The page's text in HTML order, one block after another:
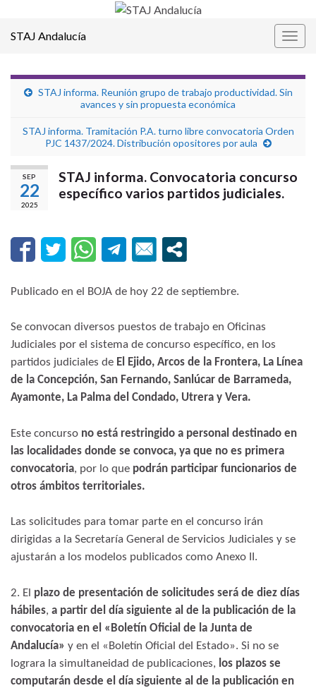
STAJ Andalucía
STAJ informa. Reunión grupo de trabajo productividad. Sin
avances y sin propuesta económica
STAJ informa. Tramitación P.A. turno libre convocatoria Orden
PJC 1437/2024. Distribución opositores por aula
SEP
22
2025
STAJ informa. Convocatoria concurso
específico varios partidos judiciales.
Publicado en el BOJA de hoy 22 de septiembre.
Se convocan diversos puestos de trabajo en Oficinas
Judiciales por el sistema de concurso específico, en los
partidos judiciales de El Ejido, Arcos de la Frontera, La Línea
de la Concepción, San Fernando, Sanlúcar de Barrameda,
Ayamonte, La Palma del Condado, Utrera y Vera.
Este concurso no está restringido a personal destinado en
las localidades donde se convoca, ya que no es primera
convocatoria, por lo que podrán participar funcionarios de
otros ámbitos territoriales.
Las solicitudes para tomar parte en el concurso irán
dirigidas a la Secretaría General de Servicios Judiciales y se
ajustarán a los modelos publicados como Anexo II.
2. El plazo de presentación de solicitudes será de diez días
hábiles, a partir del día siguiente al de la publicación de la
convocatoria en el «Boletín Oficial de la Junta de
Andalucía» y en el «Boletín Oficial del Estado». Si no se
lograra la simultaneidad de publicaciones, los plazos se
computarán desde el día siguiente al de la publicación en